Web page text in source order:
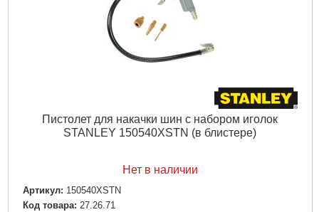
Пистолет для накачки шин с набором иголок
STANLEY 150540XSTN (в блистере)
Нет в наличии
Артикул: 150540XSTN
Код товара: 27.26.71